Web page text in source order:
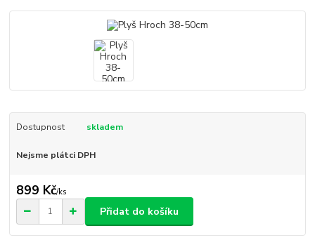
Dostupnost skladem
Nejsme plátci DPH
899 Kč/ks
Přidat do košíku